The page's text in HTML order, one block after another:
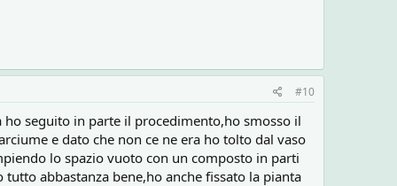
#10
seguito in parte il procedimento,ho smosso il
e dato che non ce ne era ho tolto dal vaso
lo spazio vuoto con un composto in parti
abbastanza bene,ho anche fissato la pianta